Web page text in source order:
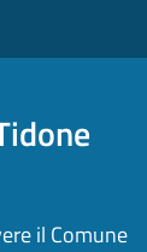
il Comune